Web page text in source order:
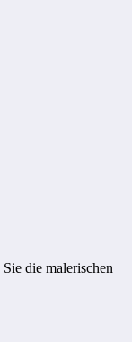
die malerischen